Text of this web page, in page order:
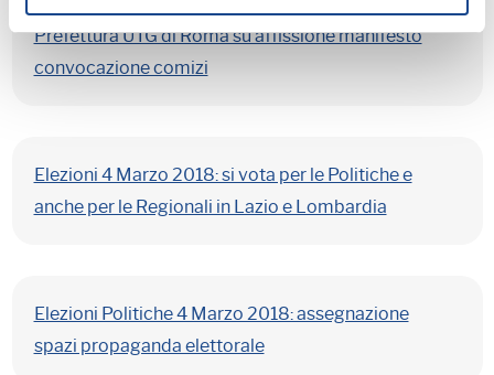
Prefettura UTG di Roma su affissione manifesto
convocazione comizi
Elezioni 4 Marzo 2018: si vota per le Politiche e
anche per le Regionali in Lazio e Lombardia
Elezioni Politiche 4 Marzo 2018: assegnazione
spazi propaganda elettorale